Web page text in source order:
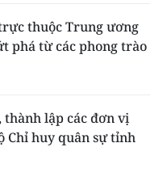
thuộc Trung ương
phá từ các phong trào
lập các đơn vị
Chỉ huy quân sự tỉnh